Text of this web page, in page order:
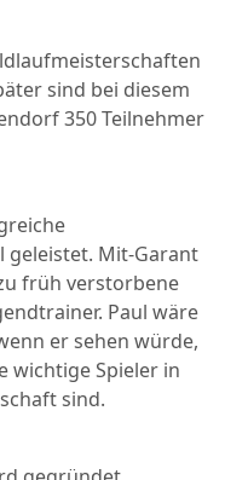
sind bei diesem
350 Teilnehmer
geleistet. Mit-Garant
früh verstorbene
Paul wäre
er sehen würde,
wichtige Spieler in
sind.